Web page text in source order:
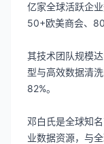
亿家全球活跃企
50+欧美商会、
其技术团队规模
型与高效数据清
82%。
邓白氏是全球知
业数据资源，与